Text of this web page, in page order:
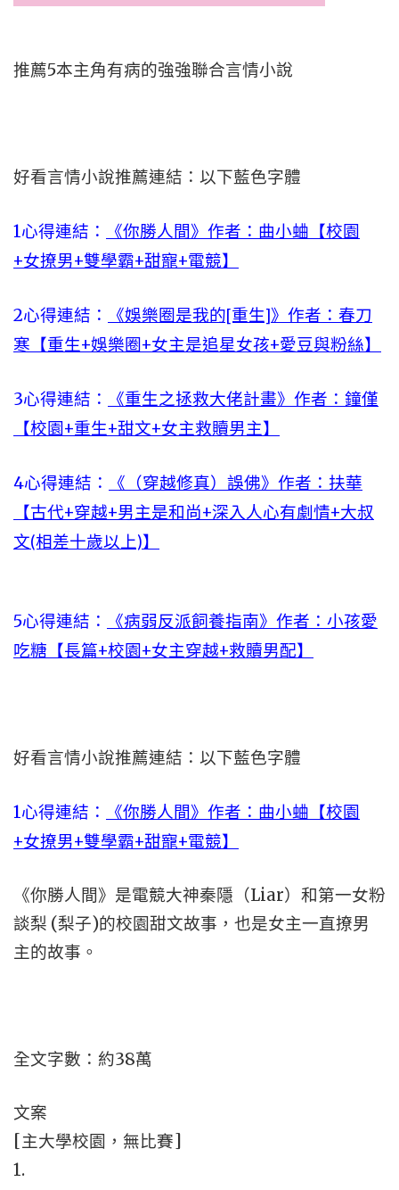
推薦5本主角有病的強強聯合言情小說
好看言情小說推薦連結：以下藍色字體
1心得連結：
《你勝人間》作者：曲小蛐【校園
+女撩男+雙學霸+甜寵+電競】
2心得連結：
《娛樂圈是我的[重生]》作者：春刀
寒【重生+娛樂圈+女主是追星女孩+愛豆與粉絲】
3心得連結：
《重生之拯救大佬計畫》作者：鐘僅
【校園+重生+甜文+女主救贖男主】
4心得連結：
《（穿越修真）誤佛》作者：扶華
【古代+穿越+男主是和尚+深入人心有劇情+大叔
文(相差十歲以上)】
5心得連結：
《病弱反派飼養指南》作者：小孩愛
吃糖【長篇+校園+女主穿越+救贖男配】
好看言情小說推薦連結：以下藍色字體
1心得連結：
《你勝人間》作者：曲小蛐【校園
+女撩男+雙學霸+甜寵+電競】
《你勝人間》是電競大神秦隱（Liar）和第一女粉
談梨 (梨子)的校園甜文故事，也是女主一直撩男
主的故事。
全文字數：約38萬
文案
[主大學校園，無比賽]
1.